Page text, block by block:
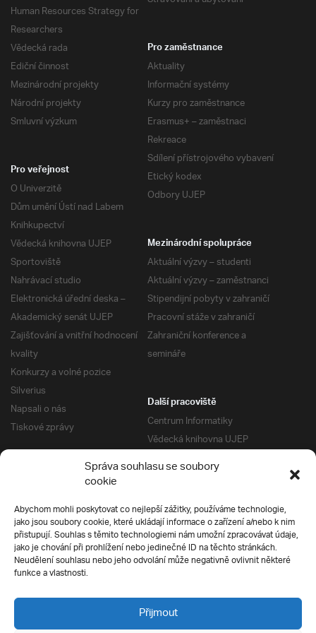
Správa souhlasu se soubory
cookie
Abychom mohli poskytovat co nejlepší zážitky, používáme technologie,
jako jsou soubory cookie, které ukládají informace o zařízení a/nebo k nim
přistupují. Souhlas s těmito technologiemi nám umožní zpracovávat údaje,
jako je chování při prohlížení nebo jedinečné ID na těchto stránkách.
Neudělení souhlasu nebo jeho odvolání může negativně ovlivnit některé
funkce a vlastnosti.
Přijmout
Human Resources Strategy for
Researchers
Vědecká rada
Ediční činnost
Mezinárodní projekty
Národní projekty
Smluvní výzkum
Pro zaměstnance
Aktuality
Informační systémy
Kurzy pro zaměstnance
Erasmus+ – zaměstnaci
Rekreace
Sdílení přístrojového vybavení
Etický kodex
Odbory UJEP
Pro veřejnost
O Univerzitě
Dům umění Ústí nad Labem
Knihkupectví
Vědecká knihovna UJEP
Sportoviště
Nahrávací studio
Elektronická úřední deska –
Akademický senát UJEP
Zajišťování a vnitřní hodnocení
kvality
Konkurzy a volné pozice
Silverius
Napsali o nás
Tiskové zprávy
Mezinárodní spolupráce
Aktuální výzvy – studenti
Aktuální výzvy – zaměstnanci
Stipendijní pobyty v zahraničí
Pracovní stáže v zahraničí
Zahraniční konference a
semináře
Další pracoviště
Centrum Informatiky
Vědecká knihovna UJEP
Správa kolejí a menz
Univerzitní centrum podpory
Silverius
Pro uchazeče
Přijímací řízení
E-prihlaska
Přípravné kurzy
Ochrana soukromí